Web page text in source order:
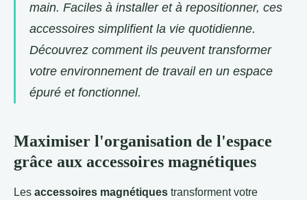
main. Faciles à installer et à repositionner, ces
accessoires simplifient la vie quotidienne.
Découvrez comment ils peuvent transformer
votre environnement de travail en un espace
épuré et fonctionnel.
Maximiser l'organisation de l'espace
grâce aux accessoires magnétiques
Les accessoires magnétiques transforment votre